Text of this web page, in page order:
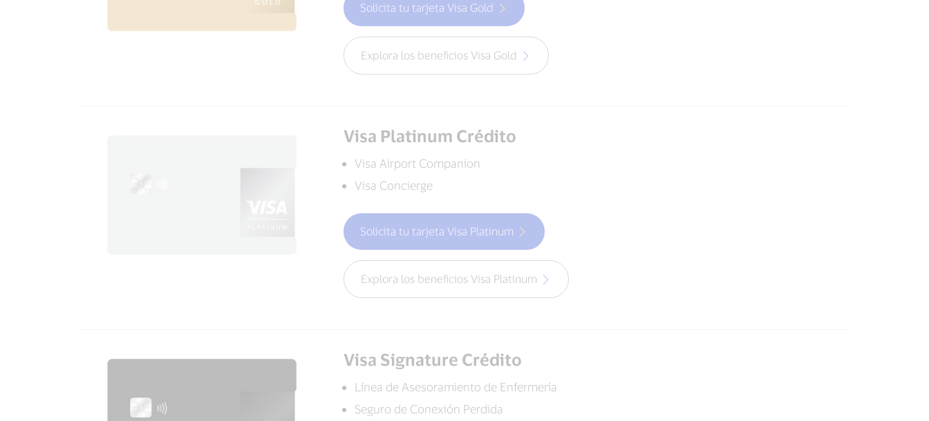
Solicita tu tarjeta Visa Gold
Explora los beneficios Visa Gold
Visa Platinum Crédito
Visa Airport Companion
Visa Concierge
Solicita tu tarjeta Visa Platinum
Explora los beneficios Visa Platinum
Visa Signature Crédito
Línea de Asesoramiento de Enfermería
Seguro de Conexión Perdida